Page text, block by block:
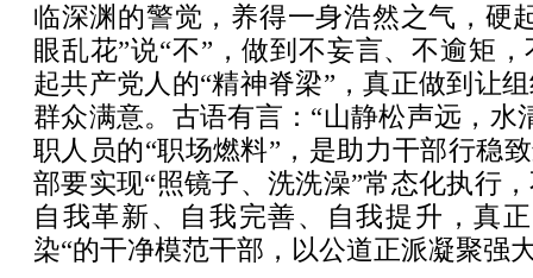
临深渊的警觉，养得一身浩然之气，硬
眼乱花”说“不”，做到不妄言、不逾矩
起共产党人的“精神脊梁”，真正做到让
群众满意。古语有言：“山静松声远，水
职人员的“职场燃料”，是助力干部行稳
部要实现“照镜子、洗洗澡”常态化执行
自我革新、自我完善、自我提升，真
染“的干净模范干部，以公道正派凝聚强